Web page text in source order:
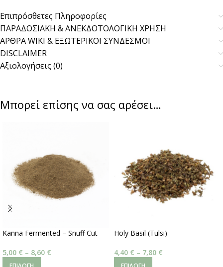
Επιπρόσθετες Πληροφορίες
ΠΑΡΑΔΟΣΙΑΚΗ & ΑΝΕΚΔΟΤΟΛΟΓΙΚΗ ΧΡΗΣΗ
ΑΡΘΡΑ WIKI & ΕΞΩΤΕΡΙΚΟΙ ΣΥΝΔΕΣΜΟΙ
DISCLAIMER
Αξιολογήσεις (0)
Μπορεί επίσης να σας αρέσει…
Kanna Fermented – Snuff Cut
5,00 € – 8,60 €
Holy Basil (Tulsi)
4,40 € – 7,80 €